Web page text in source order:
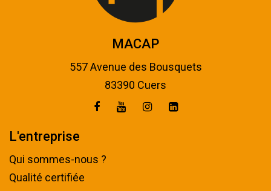
MACAP
557 Avenue des Bousquets
83390 Cuers
L'entreprise
Qui sommes-nous ?
Qualité certifiée